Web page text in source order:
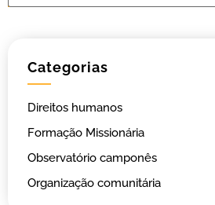
Categorias
Direitos humanos
Formação Missionária
Observatório camponês
Organização comunitária